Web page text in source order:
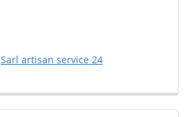
Sarl artisan service 24